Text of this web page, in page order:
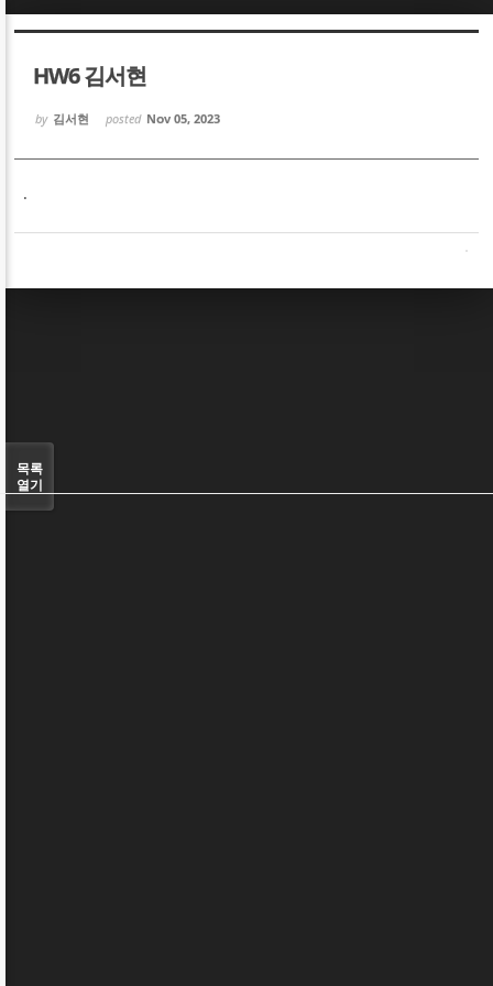
HW6 김서현
by 김서현 posted Nov 05, 2023
.
목록
열기
Sketchbook5, 스케치북5
Sketchbook5, 스케치북5
Sketchbook5, 스케치북5
Sketchbook5, 스케치북5